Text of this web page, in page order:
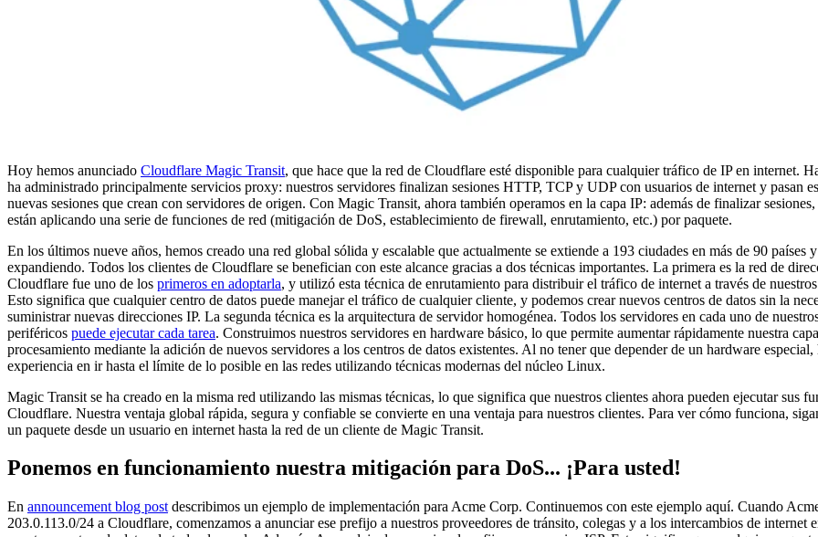
Hoy hemos anunciado Cloudflare Magic Transit, que hace que la red de Cloudflare esté disponible para cualquier tráfico de IP en internet.
ha administrado principalmente servicios proxy: nuestros servidores finalizan sesiones HTTP, TCP y UDP con usuarios de internet y pasan
nuevas sesiones que crean con servidores de origen. Con Magic Transit, ahora también operamos en la capa IP: además de finalizar
están aplicando una serie de funciones de red (mitigación de DoS, establecimiento de firewall, enrutamiento, etc.) por paquete.
En los últimos nueve años, hemos creado una red global sólida y escalable que actualmente se extiende a 193 ciudades en más de 90 países
expandiendo. Todos los clientes de Cloudflare se benefician con este alcance gracias a dos técnicas importantes. La primera es la red de
Cloudflare fue uno de los primeros en adoptarla, y utilizó esta técnica de enrutamiento para distribuir el tráfico de internet a través de
Esto significa que cualquier centro de datos puede manejar el tráfico de cualquier cliente, y podemos crear nuevos centros de datos sin la
suministrar nuevas direcciones IP. La segunda técnica es la arquitectura de servidor homogénea. Todos los servidores en cada uno de
periféricos puede ejecutar cada tarea. Construimos nuestros servidores en hardware básico, lo que permite aumentar rápidamente nuestra
procesamiento mediante la adición de nuevos servidores a los centros de datos existentes. Al no tener que depender de un hardware
experiencia en ir hasta el límite de lo posible en las redes utilizando técnicas modernas del núcleo Linux.
Magic Transit se ha creado en la misma red utilizando las mismas técnicas, lo que significa que nuestros clientes ahora pueden ejecutar sus
Cloudflare. Nuestra ventaja global rápida, segura y confiable se convierte en una ventaja para nuestros clientes. Para ver cómo funciona,
un paquete desde un usuario en internet hasta la red de un cliente de Magic Transit.
Ponemos en funcionamiento nuestra mitigación para DoS... ¡Para usted!
En announcement blog post describimos un ejemplo de implementación para Acme Corp. Continuemos con este ejemplo aquí. Cuando
203.0.113.0/24 a Cloudflare, comenzamos a anunciar ese prefijo a nuestros proveedores de tránsito, colegas y a los intercambios de internet